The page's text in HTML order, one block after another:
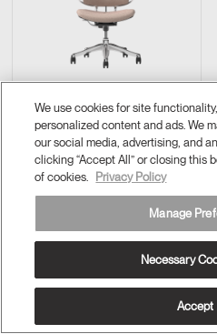
We use cookies for site
personalized content and ads. We
our social media, advertising, and
clicking “Accept All” or closing this
of cookies.
Privacy Policy
Manage
Necessary
Accept